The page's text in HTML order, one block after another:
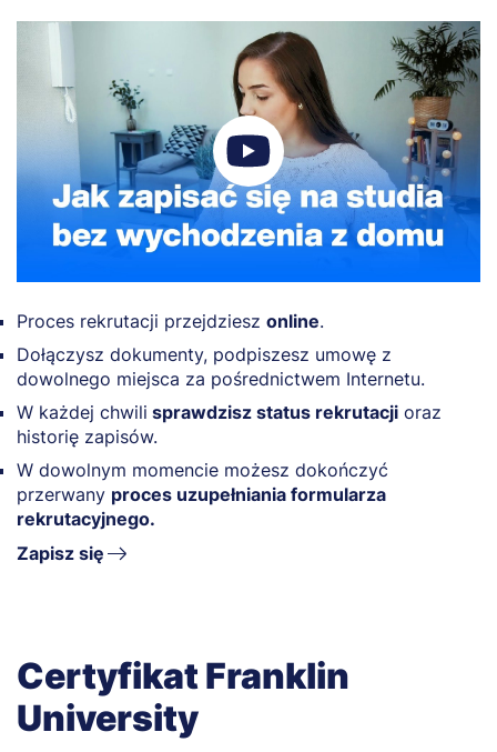
Proces rekrutacji przejdziesz online.
Dołączysz dokumenty, podpiszesz umowę z
dowolnego miejsca za pośrednictwem Internetu.
W każdej chwili sprawdzisz status rekrutacji oraz
historię zapisów.
W dowolnym momencie możesz dokończyć
przerwany proces uzupełniania formularza
rekrutacyjnego.
Zapisz się
Certyfikat Franklin
University